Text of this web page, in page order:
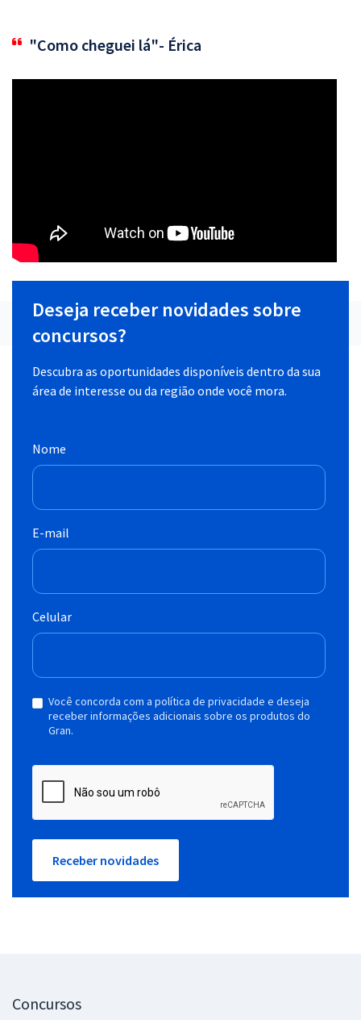
"Como cheguei lá"- Érica
Deseja receber novidades sobre
concursos?
Descubra as oportunidades disponíveis dentro da sua
área de interesse ou da região onde você mora.
Nome
E-mail
Celular
Você concorda com a política de privacidade e deseja
receber informações adicionais sobre os produtos do
Gran.
Receber novidades
Concursos